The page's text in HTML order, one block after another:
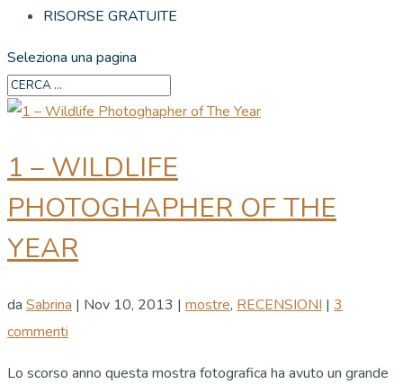
RISORSE GRATUITE
Seleziona una pagina
1 – WILDLIFE
PHOTOGHAPHER OF THE
YEAR
da Sabrina | Nov 10, 2013 | mostre, RECENSIONI | 3
commenti
Lo scorso anno questa mostra fotografica ha avuto un grande